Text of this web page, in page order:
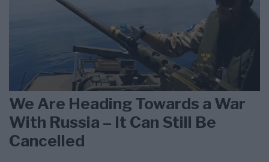
We Are Heading Towards a War
With Russia – It Can Still Be
Cancelled